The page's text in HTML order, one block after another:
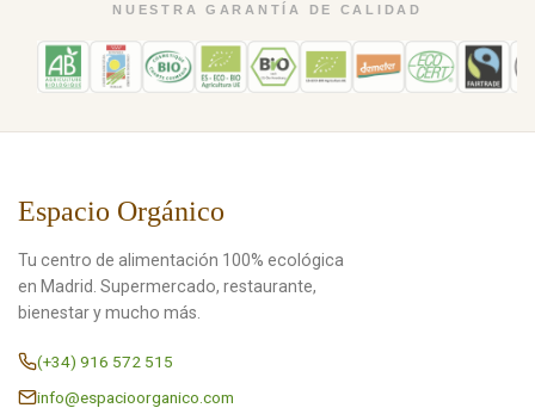
NUESTRA GARANTÍA DE CALIDAD
Espacio Orgánico
Tu centro de alimentación 100% ecológica
en Madrid. Supermercado, restaurante,
bienestar y mucho más.
(+34) 916 572 515
info@espacioorganico.com